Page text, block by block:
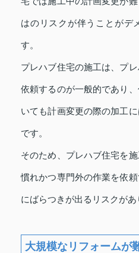
はのリスクが伴うことがデ
す。
プレハブ住宅の施工は、プ
依頼するのが一般的であり
いても計画変更の際の加工
です。
そのため、プレハブ住宅を
慣れかつ専門外の作業を依
にばらつきが出るリスクがあ
大規模なリフォームが